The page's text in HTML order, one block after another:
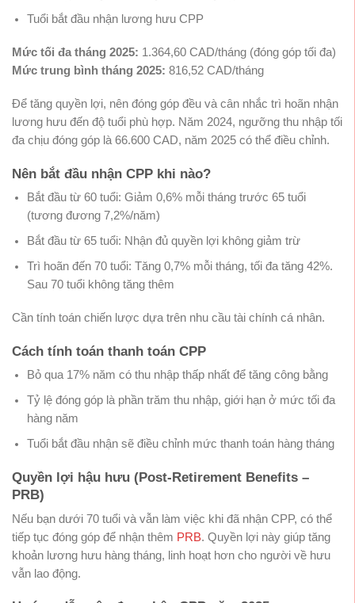
Tuổi bắt đầu nhận lương hưu CPP
Mức tối đa tháng 2025: 1.364,60 CAD/tháng (đóng góp tối đa)
Mức trung bình tháng 2025: 816,52 CAD/tháng
Để tăng quyền lợi, nên đóng góp đều và cân nhắc trì hoãn nhận
lương hưu đến độ tuổi phù hợp. Năm 2024, ngưỡng thu nhập tối
đa chịu đóng góp là 66.600 CAD, năm 2025 có thể điều chỉnh.
Nên bắt đầu nhận CPP khi nào?
Bắt đầu từ 60 tuổi: Giảm 0,6% mỗi tháng trước 65 tuổi
(tương đương 7,2%/năm)
Bắt đầu từ 65 tuổi: Nhận đủ quyền lợi không giảm trừ
Trì hoãn đến 70 tuổi: Tăng 0,7% mỗi tháng, tối đa tăng 42%.
Sau 70 tuổi không tăng thêm
Cần tính toán chiến lược dựa trên nhu cầu tài chính cá nhân.
Cách tính toán thanh toán CPP
Bỏ qua 17% năm có thu nhập thấp nhất để tăng công bằng
Tỷ lệ đóng góp là phần trăm thu nhập, giới hạn ở mức tối đa
hàng năm
Tuổi bắt đầu nhận sẽ điều chỉnh mức thanh toán hàng tháng
Quyền lợi hậu hưu (Post-Retirement Benefits –
PRB)
Nếu bạn dưới 70 tuổi và vẫn làm việc khi đã nhận CPP, có thể
tiếp tục đóng góp để nhận thêm PRB. Quyền lợi này giúp tăng
khoản lương hưu hàng tháng, linh hoạt hơn cho người về hưu
vẫn lao động.